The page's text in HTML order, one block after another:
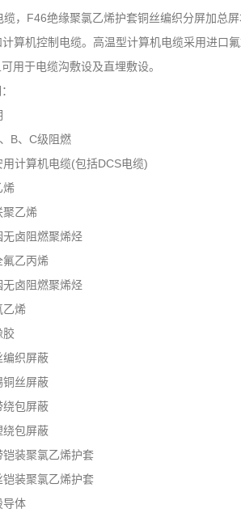
，F46绝缘聚氯乙烯护套铜丝编织分屏加总
算机控制电缆。高温型计算机电缆采用进
用于电缆沟敷设及直埋敷设。
B、C级阻燃
用计算机电缆(包括DCS电缆)
烯
聚乙烯
无卤阻燃聚烯烃
氟乙丙烯
无卤阻燃聚烯烃
乙烯
胶
编织屏蔽
铜丝屏蔽
绕包屏蔽
绕包屏蔽
铠装聚氯乙烯护套
铠装聚氯乙烯护套
导体